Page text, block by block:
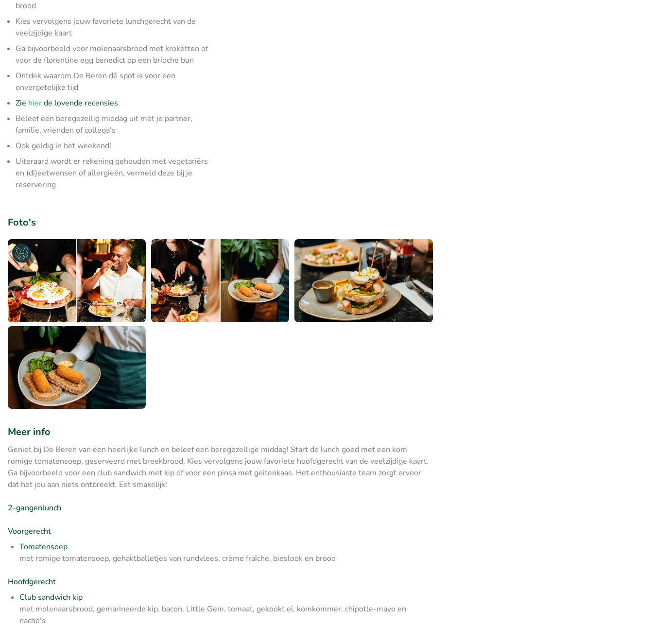
brood
Kies vervolgens jouw favoriete lunchgerecht van de
veelzijdige kaart
Ga bijvoorbeeld voor molenaarsbrood met kroketten of
voor de florentine egg benedict op een brioche bun
Ontdek waarom De Beren dé spot is voor een
onvergetelijke tijd
Zie hierde lovende recensies
Beleef een beregezellig middag uit met je partner,
familie, vrienden of collega's
Ook geldig in het weekend!
Uiteraard wordt er rekening gehouden met vegetariërs
en (di)eetwensen of allergieën, vermeld deze bij je
reservering
Foto's
Meer info
Geniet bij De Beren van een heerlijke lunch en beleef een beregezellige middag! Start de lunch goed met een kom
romige tomatensoep, geserveerd met breekbrood. Kies vervolgens jouw favoriete hoofdgerecht van de veelzijdige kaart.
Ga bijvoorbeeld voor een club sandwich met kip of voor een pinsa met geitenkaas. Het enthousiaste team zorgt ervoor
dat het jou aan niets ontbreekt. Eet smakelijk!
2-gangenlunch
Voorgerecht
Tomatensoep
met romige tomatensoep, gehaktballetjes van rundvlees, crème fraîche, bieslook en brood
Hoofdgerecht
Club sandwich kip
met molenaarsbrood, gemarineerde kip, bacon, Little Gem, tomaat, gekookt ei, komkommer, chipotle-mayo en
nacho's